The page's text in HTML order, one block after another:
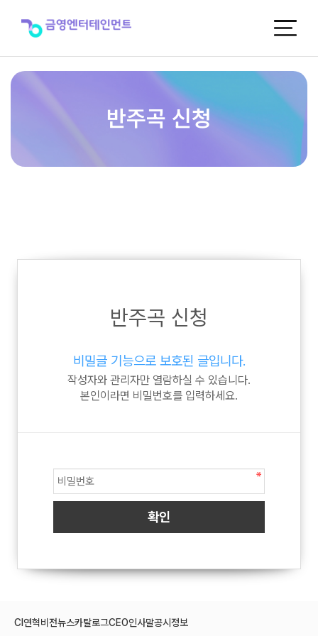
반주곡 신청
반주곡 신청
비밀글 기능으로 보호된 글입니다.
작성자와 관리자만 열람하실 수 있습니다.
본인이라면 비밀번호를 입력하세요.
CI 연혁비전뉴스카탈로그CEO인사말공시정보